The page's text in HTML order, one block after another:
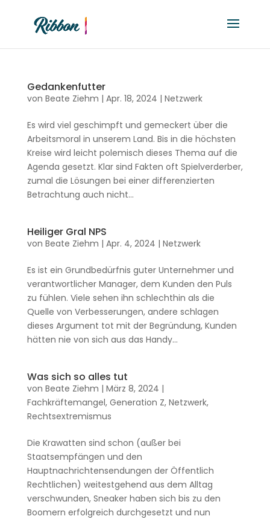
Gedankenfutter
von Beate Ziehm | Apr. 18, 2024 | Netzwerk
Es wird viel geschimpft und gemeckert über die
Arbeitsmoral in unserem Land. Bis in die höchsten
Kreise wird leicht polemisch dieses Thema auf die
Agenda gesetzt. Klar sind Fakten oft Spielverderber,
zumal die Lösungen bei einer differenzierten
Betrachtung auch nicht...
Heiliger Gral NPS
von Beate Ziehm | Apr. 4, 2024 | Netzwerk
Es ist ein Grundbedürfnis guter Unternehmer und
verantwortlicher Manager, dem Kunden den Puls
zu fühlen. Viele sehen ihn schlechthin als die
Quelle von Verbesserungen, andere schlagen
dieses Argument tot mit der Begründung, Kunden
hätten nie von sich aus das Handy...
Was sich so alles tut
von Beate Ziehm | März 8, 2024 |
Fachkräftemangel, Generation Z, Netzwerk,
Rechtsextremismus
Die Krawatten sind schon (außer bei
Staatsempfängen und den
Hauptnachrichtensendungen der Öffentlich
Rechtlichen) weitestgehend aus dem Alltag
verschwunden, Sneaker haben sich bis zu den
Boomern erfolgreich durchgesetzt und nun